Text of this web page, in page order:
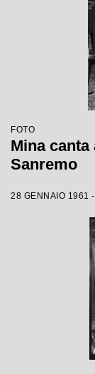
FOTO
Mina
Sanremo
28 GENNAIO 1961